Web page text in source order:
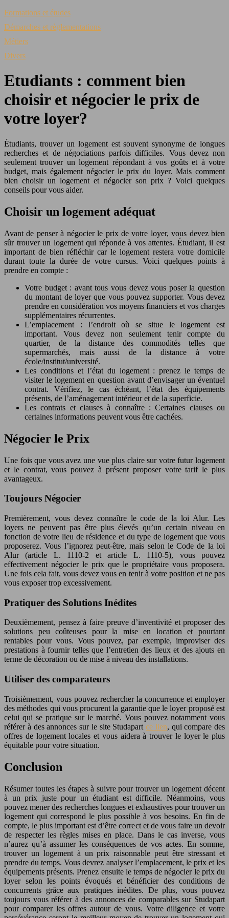
Formations et études
Démarches et règlementations
Métiers
Divers
Etudiants : comment bien
choisir et négocier le prix de
votre loyer?
Étudiants, trouver un logement est souvent synonyme de longues
recherches et de négociations parfois difficiles. Vous devez non
seulement trouver un logement répondant à vos goûts et à votre
budget, mais également négocier le prix du loyer. Mais comment
bien choisir un logement et négocier son prix ? Voici quelques
conseils pour vous aider.
Choisir un logement adéquat
Avant de penser à négocier le prix de votre loyer, vous devez bien
sûr trouver un logement qui réponde à vos attentes. Étudiant, il est
important de bien réfléchir car le logement restera votre domicile
durant toute la durée de votre cursus. Voici quelques points à
prendre en compte :
Votre budget : avant tous vous devez vous poser la question
du montant de loyer que vous pouvez supporter. Vous devez
prendre en considération vos moyens financiers et vos charges
supplémentaires récurrentes.
L’emplacement : l’endroit où se situe le logement est
important. Vous devez non seulement tenir compte du
quartier, de la distance des commodités telles que
supermarchés, mais aussi de la distance à votre
école/institut/université.
Les conditions et l’état du logement : prenez le temps de
visiter le logement en question avant d’envisager un éventuel
contrat. Vérifiez, le cas échéant, l’état des équipements
présents, de l’aménagement intérieur et de la superficie.
Les contrats et clauses à connaître : Certaines clauses ou
certaines informations peuvent vous être cachées.
Négocier le Prix
Une fois que vous avez une vue plus claire sur votre futur logement
et le contrat, vous pouvez à présent proposer votre tarif le plus
avantageux.
Toujours Négocier
Premièrement, vous devez connaître le code de la loi Alur. Les
loyers ne peuvent pas être plus élevés qu’un certain niveau en
fonction de votre lieu de résidence et du type de logement que vous
proposerez. Vous l’ignorez peut-être, mais selon le Code de la loi
Alur (article L. 1110-2 et article L. 1110-5), vous pouvez
effectivement négocier le prix que le propriétaire vous proposera.
Une fois cela fait, vous devez vous en tenir à votre position et ne pas
vous exposer trop excessivement.
Pratiquer des Solutions Inédites
Deuxièmement, pensez à faire preuve d’inventivité et proposer des
solutions peu coûteuses pour la mise en location et pourtant
rentables pour vous. Vous pouvez, par exemple, improviser des
prestations à fournir telles que l’entretien des lieux et des ajouts en
terme de décoration ou de mise à niveau des installations.
Utiliser des comparateurs
Troisièmement, vous pouvez rechercher la concurrence et employer
des méthodes qui vous procurent la garantie que le loyer proposé est
celui qui se pratique sur le marché. Vous pouvez notamment vous
référer à des annonces sur le site Studapart ce lien, qui compare des
offres de logement locales et vous aidera à trouver le loyer le plus
équitable pour votre situation.
Conclusion
Résumer toutes les étapes à suivre pour trouver un logement décent
à un prix juste pour un étudiant est difficile. Néanmoins, vous
pouvez mener des recherches longues et exhaustives pour trouver un
logement qui correspond le plus possible à vos besoins. En fin de
compte, le plus important est d’être correct et de vous faire un devoir
de respecter les règles mises en place. Dans le cas inverse, vous
n’aurez qu’à assumer les conséquences de vos actes. En somme,
trouver un logement à un prix raisonnable peut être stressant et
prendre du temps. Vous devrez analyser l’emplacement, le prix et les
équipements présents. Prenez ensuite le temps de négocier le prix du
loyer selon les points évoqués et bénéficier des conditions de
concurrents grâce aux pratiques inédites. De plus, vous pouvez
toujours vous référer à des annonces de comparables sur Studapart
pour comparer les offres autour de vous. Votre diligence et votre